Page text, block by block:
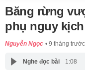
Băng rừng
phụ nguy
Nguyễn Ngọc 9 tháng trước
Nghe đọc bài 1:08